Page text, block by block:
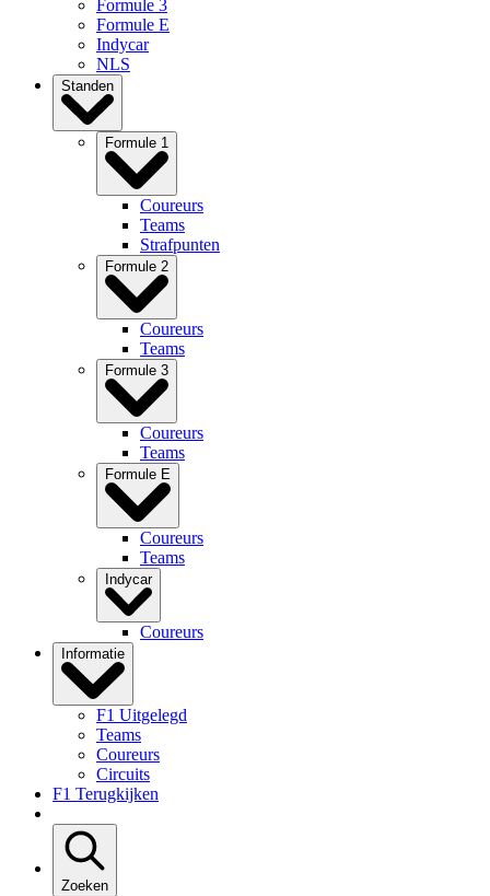
Formule 3
Formule E
Indycar
NLS
Standen
Formule 1
Coureurs
Teams
Strafpunten
Formule 2
Coureurs
Teams
Formule 3
Coureurs
Teams
Formule E
Coureurs
Teams
Indycar
Coureurs
Informatie
F1 Uitgelegd
Teams
Coureurs
Circuits
F1 Terugkijken
Zoeken